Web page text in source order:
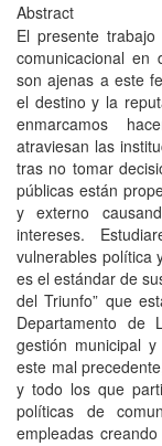
Abstract
El presente
comunicacional en
son ajenas a este
el destino y la
enmarcamos
atraviesan las
tras no tomar
públicas están
y externo
intereses.
vulnerables política
es el estándar de
del Triunfo” que
Departamento de
gestión municipal
este mal
y todo los que
políticas de
empleadas